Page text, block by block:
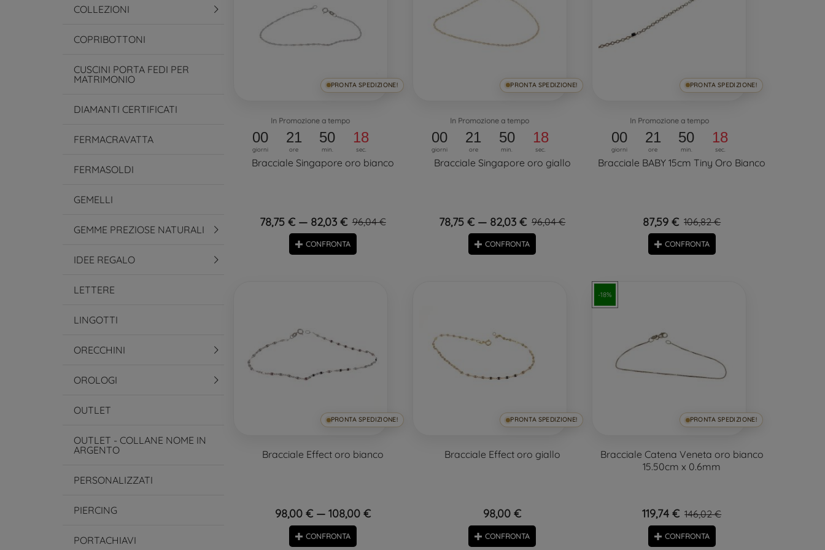
COLLEZIONI
COPRIBOTTONI
CUSCINI PORTA FEDI PER
MATRIMONIO
DIAMANTI CERTIFICATI
FERMACRAVATTA
FERMASOLDI
GEMELLI
GEMME PREZIOSE NATURALI
IDEE REGALO
LETTERE
LINGOTTI
ORECCHINI
OROLOGI
OUTLET
OUTLET - COLLANE NOME IN
ARGENTO
PERSONALIZZATI
PIERCING
PORTACHIAVI
PRONTA SPEDIZIONE!
In Promozione a tempo
00
giorni
21
ore
50
min.
18
sec.
Bracciale Singapore oro bianco
78,75 € — 82,03 € 96,04 €
CONFRONTA
PRONTA SPEDIZIONE!
In Promozione a tempo
00
giorni
21
ore
50
min.
18
sec.
Bracciale Singapore oro giallo
78,75 € — 82,03 € 96,04 €
CONFRONTA
PRONTA SPEDIZIONE!
In Promozione a tempo
00
giorni
21
ore
50
min.
18
sec.
Bracciale BABY 15cm Tiny Oro Bianco
87,59 € 106,82 €
CONFRONTA
PRONTA SPEDIZIONE!
Bracciale Effect oro bianco
98,00 € — 108,00 €
CONFRONTA
PRONTA SPEDIZIONE!
Bracciale Effect oro giallo
98,00 €
CONFRONTA
-18%
PRONTA SPEDIZIONE!
Bracciale Catena Veneta oro bianco
15.50cm x 0.6mm
119,74 € 146,02 €
CONFRONTA